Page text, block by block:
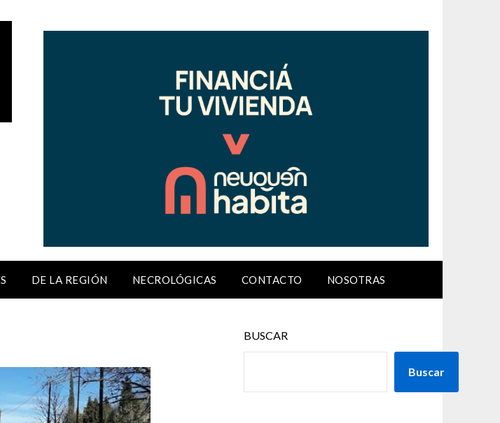
DE LA REGIÓN NECROLÓGICAS CONTACTO NOSOTRAS
BUSCAR
Buscar